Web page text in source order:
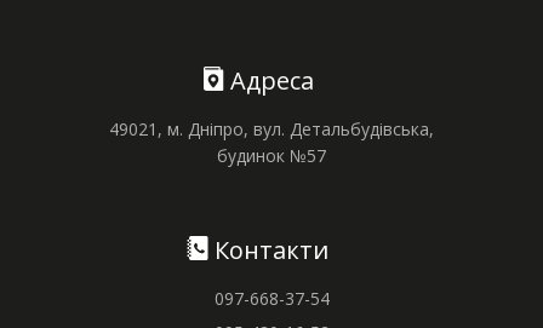
Адреса
49021, м. Дніпро, вул. Детальбудівська,
будинок №57
Контакти
097-668-37-54